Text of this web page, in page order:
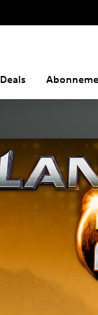
Deals